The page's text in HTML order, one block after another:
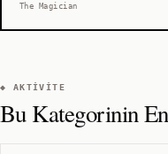
The Magician
◆ AKTIVITE
Bu Kategorinin